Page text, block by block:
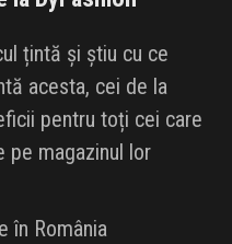
țintă și știu cu ce
acesta, cei de la
pentru toți cei care
pe magazinul lor
în România